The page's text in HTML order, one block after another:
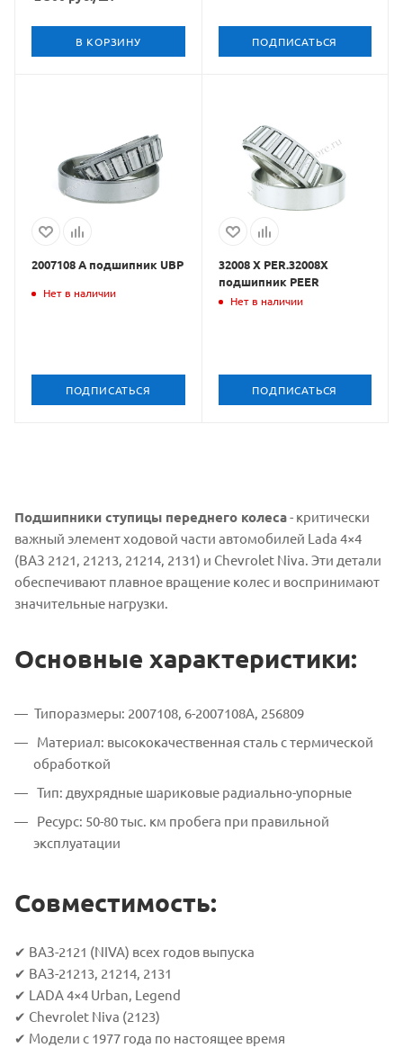
В КОРЗИНУ ПОДПИСАТЬСЯ
2007108 А подшипник UBP
Нет в наличии
ПОДПИСАТЬСЯ
32008 X PER.32008X
подшипник PEER
Нет в наличии
ПОДПИСАТЬСЯ
Подшипники ступицы переднего колеса- критически
важный элемент ходовой части автомобилей Lada 4×4
(ВАЗ 2121, 21213, 21214, 2131) и Chevrolet Niva. Эти детали
обеспечивают плавное вращение колес и воспринимают
значительные нагрузки.
Основные характеристики:
Типоразмеры: 2007108, 6-2007108А, 256809
Материал: высококачественная сталь с термической
обработкой
Тип: двухрядные шариковые радиально-упорные
Ресурс: 50-80 тыс. км пробега при правильной
эксплуатации
Совместимость:
✔ ВАЗ-2121 (NIVA) всех годов выпуска
✔ ВАЗ-21213, 21214, 2131
✔ LADA 4×4 Urban, Legend
✔ Chevrolet Niva (2123)
✔ Модели с 1977 года по настоящее время